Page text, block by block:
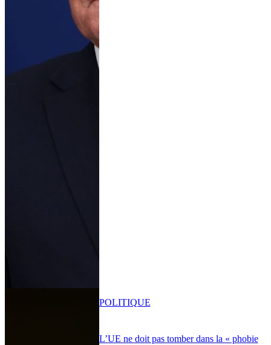
L’UE ne doit pas tomber dans la « phobie
POLITIQUE